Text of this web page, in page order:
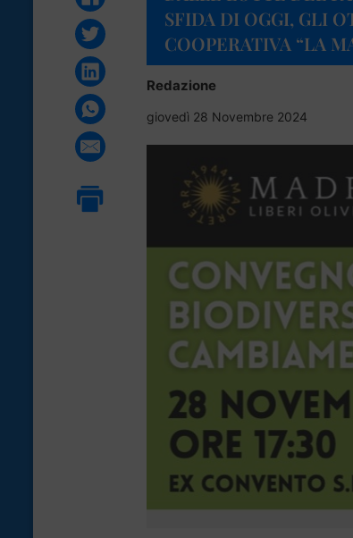
SFIDA DI OGGI, GLI
COOPERATIVA “LA
Redazione
giovedì 28 Novembre 2024